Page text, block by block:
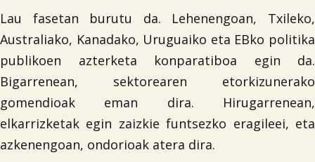
Lau fasetan burutu da. Lehenengoan, Txileko,
Australiako, Kanadako, Uruguaiko eta EBko­ politika
publikoen azterketa konparatiboa egin da.
Bigarrenean, sektorearen etorkizunerako
gomendioak eman dira. Hirugarrenean,
elkarrizketak egin zaizkie funtsezko eragileei, eta
azkenengoan, ondorioak atera dira.